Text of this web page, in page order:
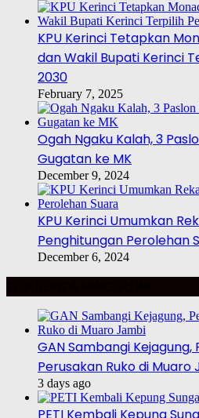
KPU Kerinci Tetapkan
dan Wakil Bupati Kerinci
2030
February 7, 2025
Ogah Ngaku Kalah, 3
Gugatan ke MK
December 9, 2024
KPU Kerinci Umumkan
Penghitungan Perolehan
December 6, 2024
GAN Sambangi
Perusakan Ruko di Muaro
3 days ago
PETI Kembali Kepung